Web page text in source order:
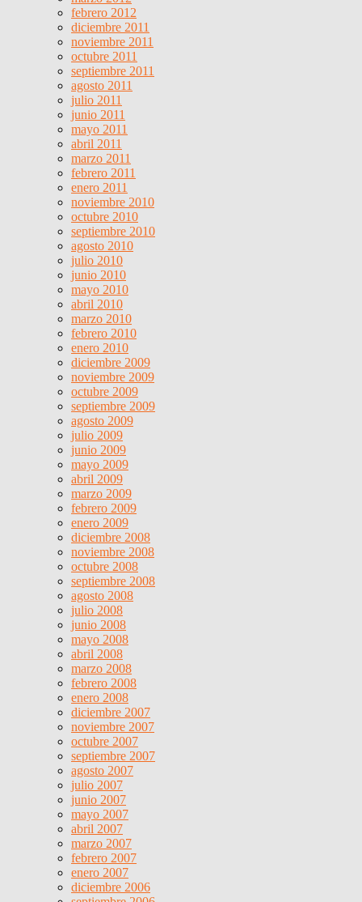
febrero 2012
diciembre 2011
noviembre 2011
octubre 2011
septiembre 2011
agosto 2011
julio 2011
junio 2011
mayo 2011
abril 2011
marzo 2011
febrero 2011
enero 2011
noviembre 2010
octubre 2010
septiembre 2010
agosto 2010
julio 2010
junio 2010
mayo 2010
abril 2010
marzo 2010
febrero 2010
enero 2010
diciembre 2009
noviembre 2009
octubre 2009
septiembre 2009
agosto 2009
julio 2009
junio 2009
mayo 2009
abril 2009
marzo 2009
febrero 2009
enero 2009
diciembre 2008
noviembre 2008
octubre 2008
septiembre 2008
agosto 2008
julio 2008
junio 2008
mayo 2008
abril 2008
marzo 2008
febrero 2008
enero 2008
diciembre 2007
noviembre 2007
octubre 2007
septiembre 2007
agosto 2007
julio 2007
junio 2007
mayo 2007
abril 2007
marzo 2007
febrero 2007
enero 2007
diciembre 2006